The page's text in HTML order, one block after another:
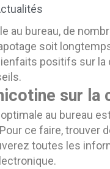
au bureau, de
soit
positifs sur
sur la
au bureau
ce faire, trouver
toutes les